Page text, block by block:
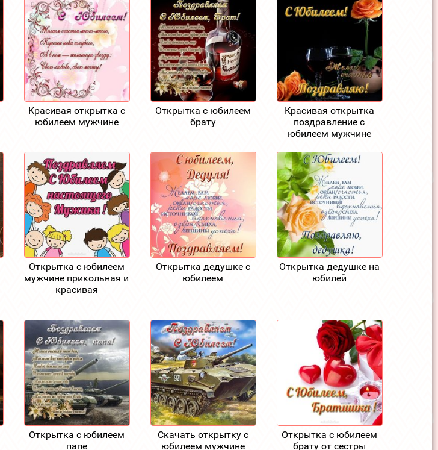
Красивая открытка с
юбилеем мужчине
Открытка с юбилеем
брату
Красивая открытка
поздравление с
юбилеем мужчине
Открытка с юбилеем
мужчине прикольная и
красивая
Открытка дедушке с
юбилеем
Открытка дедушке на
юбилей
Открытка с юбилеем
папе
Скачать открытку с
юбилеем мужчине
Открытка с юбилеем
брату от сестры